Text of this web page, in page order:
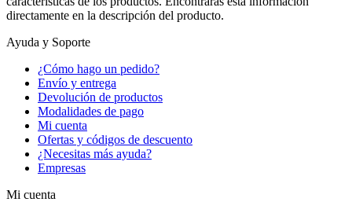
directamente en la descripción del producto.
Ayuda y Soporte
¿Cómo hago un pedido?
Envío y entrega
Devolución de productos
Modalidades de pago
Mi cuenta
Ofertas y códigos de descuento
¿Necesitas más ayuda?
Empresas
Mi cuenta